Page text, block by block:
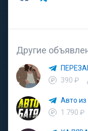
Другие
390 ₽
1 790 ₽